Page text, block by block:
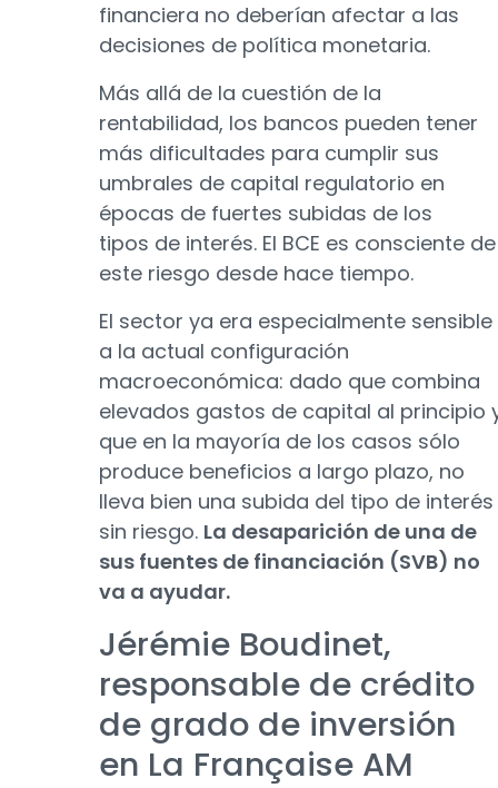
financiera no deberían afectar a las
decisiones de política monetaria.
Más allá de la cuestión de la
rentabilidad, los bancos pueden tener
más dificultades para cumplir sus
umbrales de capital regulatorio en
épocas de fuertes subidas de los
tipos de interés. El BCE es consciente de
este riesgo desde hace tiempo.
El sector ya era especialmente sensible
a la actual configuración
macroeconómica: dado que combina
elevados gastos de capital al principio
que en la mayoría de los casos sólo
produce beneficios a largo plazo, no
lleva bien una subida del tipo de interés
sin riesgo. La desaparición de una de
sus fuentes de financiación (SVB) no
va a ayudar.
Jérémie Boudinet,
responsable de crédito
de grado de inversión
en La Française AM